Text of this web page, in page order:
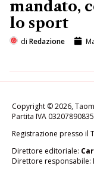
mandato,
lo sport
di Redazione
Copyright © 2026,
Partita IVA 03207890835
Registrazione presso il
Direttore editoriale:
Direttore responsabile: